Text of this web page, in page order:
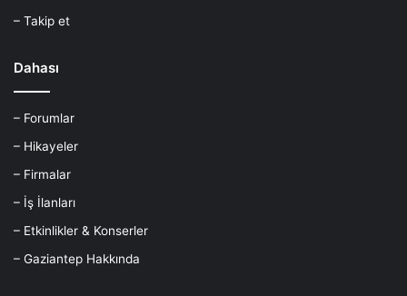
– Takip et
Dahası
– Forumlar
– Hikayeler
– Firmalar
– İş İlanları
– Etkinlikler & Konserler
– Gaziantep Hakkında